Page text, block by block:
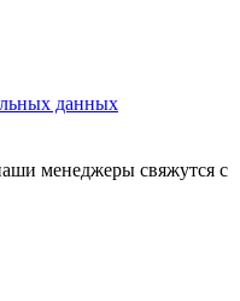
данных
менеджеры свяжутся с